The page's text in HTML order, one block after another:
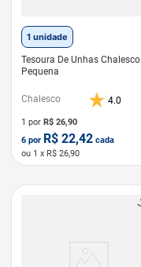
1 unidade
Tesoura De Unhas Chalesco
Pequena
Chalesco 4.0
1 por R$ 26,90
6 por R$ 22,42 cada
ou 1 x R$ 26,90